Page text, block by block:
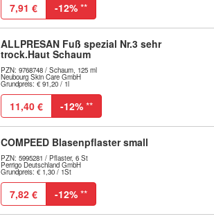
7,91 € -12% **
ALLPRESAN Fuß spezial Nr.3 sehr
trock.Haut Schaum
PZN: 9768748 / Schaum, 125 ml
Neubourg Skin Care GmbH
Grundpreis: € 91,20 / 1l
11,40 € -12% **
COMPEED Blasenpflaster small
PZN: 5995281 / Pflaster, 6 St
Perrigo Deutschland GmbH
Grundpreis: € 1,30 / 1St
7,82 € -12% **